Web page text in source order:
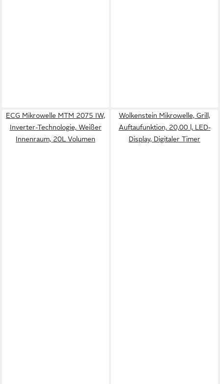
ECG Mikrowelle MTM 2075 IW,
Inverter-Technologie, Weißer
Innenraum, 20L Volumen
Wolkenstein Mikrowelle, Grill,
Auftaufunktion, 20,00 l, LED-
Display, Digitaler Timer